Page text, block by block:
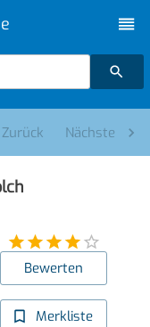
Zurück Nächste
Bewerten
Merkliste